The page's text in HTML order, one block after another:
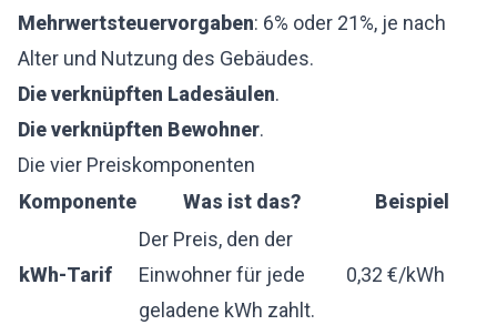
Mehrwertsteuervorgaben: 6% oder 21%, je nach
Alter und Nutzung des Gebäudes.
Die verknüpften Ladesäulen.
Die verknüpften Bewohner.
Die vier Preiskomponenten
Komponente
Was ist das? Beispiel
kWh-Tarif
Der Preis, den der
Einwohner für jede
geladene kWh zahlt.
0,32 €/kWh